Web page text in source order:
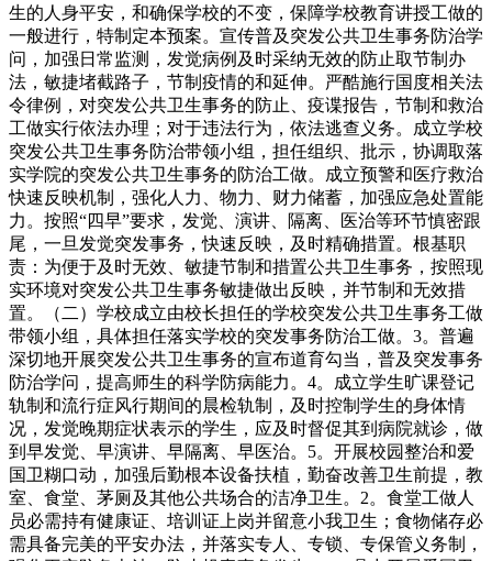
生的人身平安，和确保学校的不变，保障学校教育讲授工做的
一般进行，特制定本预案。宣传普及突发公共卫生事务防治学
问，加强日常监测，发觉病例及时采纳无效的防止取节制办
法，敏捷堵截路子，节制疫情的和延伸。严酷施行国度相关法
令律例，对突发公共卫生事务的防止、疫谍报告，节制和救治
工做实行依法办理；对于违法行为，依法逃查义务。成立学校
突发公共卫生事务防治带领小组，担任组织、批示，协调取落
实学院的突发公共卫生事务的防治工做。成立预警和医疗救治
快速反映机制，强化人力、物力、财力储蓄，加强应急处置能
力。按照“四早”要求，发觉、演讲、隔离、医治等环节慎密跟
尾，一旦发觉突发事务，快速反映，及时精确措置。根基职
责：为便于及时无效、敏捷节制和措置公共卫生事务，按照现
实环境对突发公共卫生事务敏捷做出反映，并节制和无效措
置。（二）学校成立由校长担任的学校突发公共卫生事务工做
带领小组，具体担任落实学校的突发事务防治工做。3。普遍
深切地开展突发公共卫生事务的宣布道育勾当，普及突发事务
防治学问，提高师生的科学防病能力。4。成立学生旷课登记
轨制和流行症风行期间的晨检轨制，及时控制学生的身体情
况，发觉晚期症状表示的学生，应及时督促其到病院就诊，做
到早发觉、早演讲、早隔离、早医治。5。开展校园整治和爱
国卫糊口动，加强后勤根本设备扶植，勤奋改善卫生前提，教
室、食堂、茅厕及其他公共场合的洁净卫生。2。食堂工做人
员必需持有健康证、培训证上岗并留意小我卫生；食物储存必
需具备完美的平安办法，并落实专人、专锁、专保管义务制，